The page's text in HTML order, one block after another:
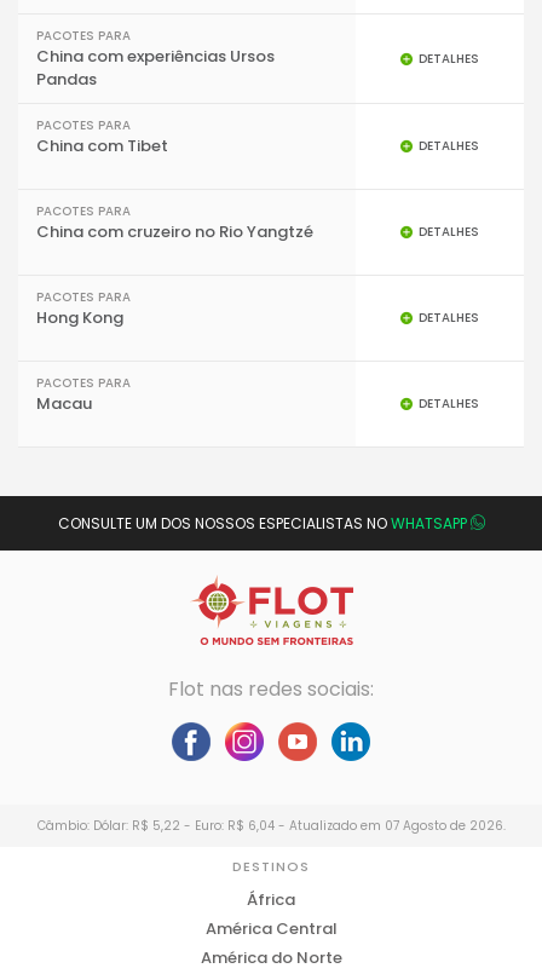
PACOTES PARA
China com experiências Ursos
Pandas
DETALHES
PACOTES PARA
China com Tibet DETALHES
PACOTES PARA
China com cruzeiro no Rio Yangtzé DETALHES
PACOTES PARA
Hong Kong DETALHES
PACOTES PARA
Macau DETALHES
CONSULTE UM DOS NOSSOS ESPECIALISTAS NOWHATSAPP
Flot nas redes sociais:
Câmbio: Dólar: R$ 5,22 - Euro: R$ 6,04 - Atualizado em 07 Agosto de 2026.
DESTINOS
África
América Central
América do Norte